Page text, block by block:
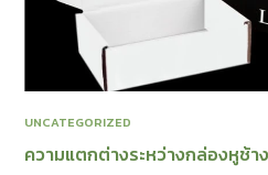
UNCATEGORIZED
ความแตกต่างระหว่างกล่องหูช้